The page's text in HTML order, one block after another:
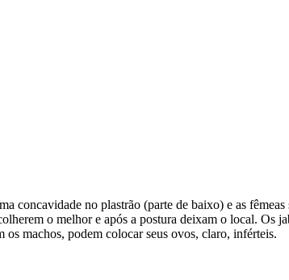
concavidade no plastrão (parte de baixo) e as
o melhor e após a postura deixam o local. Os
os machos, podem colocar seus ovos, claro, inférteis.